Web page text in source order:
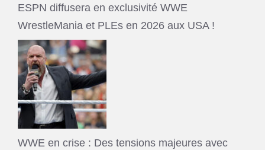
ESPN diffusera en exclusivité WWE
WrestleMania et PLEs en 2026 aux USA !
WWE en crise : Des tensions majeures avec